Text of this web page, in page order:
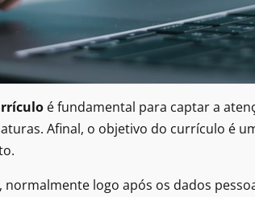
é fundamental para captar a
Afinal, o objetivo do currículo é
logo após os dados